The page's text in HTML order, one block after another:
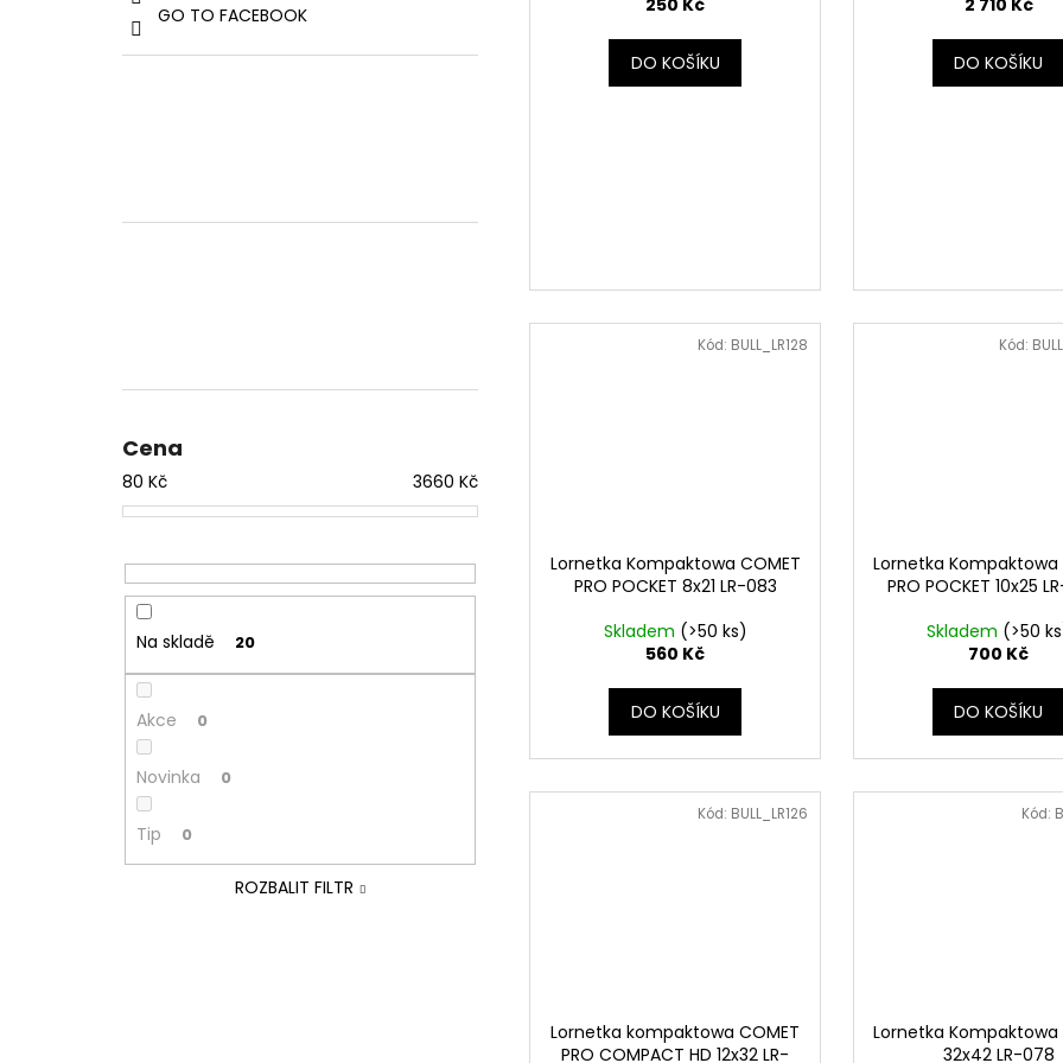
GO TO FACEBOOK
Cena
80 Kč 3660 Kč
Na skladě 20
Akce 0
Novinka 0
Tip 0
ROZBALIT FILTR
250 Kč
DO KOŠÍKU
2 710 Kč
DO KOŠÍKU
Lornetka Kompaktowa COMET
PRO POCKET 8x21 LR-083
Skladem (>50 ks)
560 Kč
DO KOŠÍKU
Kód: BULL_LR128
Lornetka Kompaktowa
PRO POCKET 10x25
Skladem (>50
700 Kč
DO KOŠÍKU
Kód:
Lornetka kompaktowa COMET
PRO COMPACT HD 12x32 LR-
Kód: BULL_LR126
Lornetka Kompaktowa
32x42 LR-078
Kód: